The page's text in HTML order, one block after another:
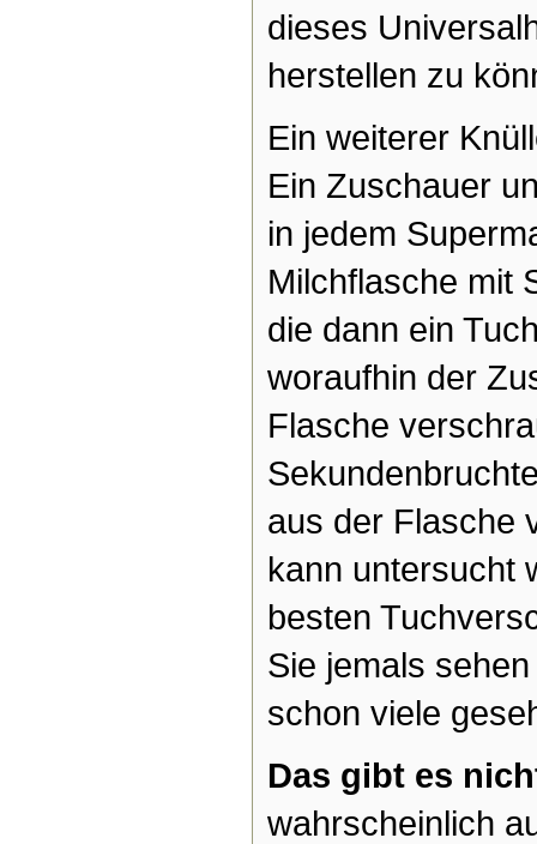
dieses
herstellen zu
Ein weiterer
Ein Zuschauer
in jedem
Milchflasche mit
die dann ein
woraufhin der
Flasche
aus der Flasche
kann untersucht
besten
Sie jemals
schon viele
Das gibt es
wahrscheinlich